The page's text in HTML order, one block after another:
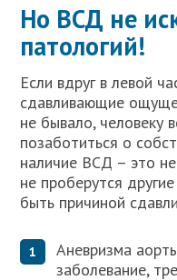
Но ВСД не
патологий!
Если вдруг в левой
сдавливающие
не бывало, человеку
позаботиться о
наличие ВСД – это
не проберутся
быть причиной
Аневризма
заболевание,